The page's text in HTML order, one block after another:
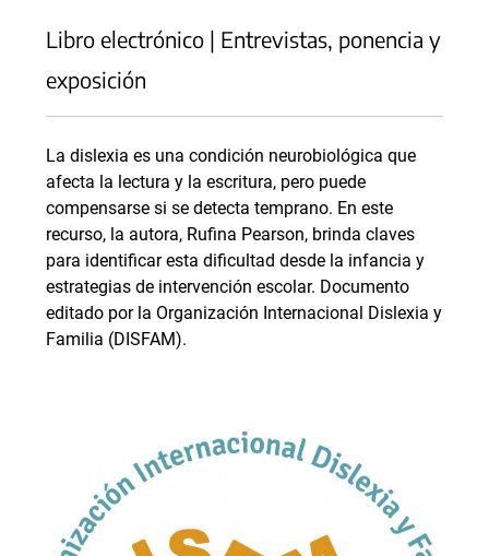
Libro electrónico | Entrevistas, ponencia y
exposición
La dislexia es una condición neurobiológica que
afecta la lectura y la escritura, pero puede
compensarse si se detecta temprano. En este
recurso, la autora, Rufina Pearson, brinda claves
para identificar esta dificultad desde la infancia y
estrategias de intervención escolar. Documento
editado por la Organización Internacional Dislexia y
Familia (DISFAM).